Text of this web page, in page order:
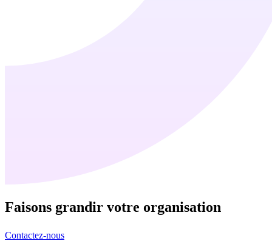
Faisons grandir votre organisation
Contactez-nous